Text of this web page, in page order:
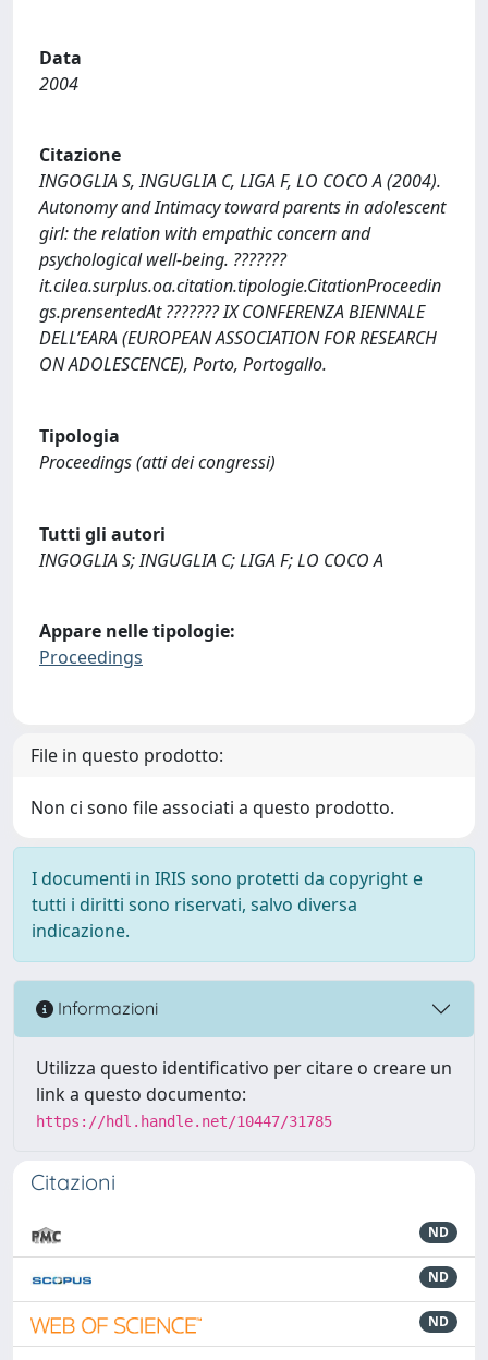
Data
2004
Citazione
INGOGLIA S, INGUGLIA C, LIGA F, LO COCO A (2004).
Autonomy and Intimacy toward parents in adolescent
girl: the relation with empathic concern and
psychological well-being. ???????
it.cilea.surplus.oa.citation.tipologie.CitationProceedin
gs.prensentedAt ??????? IX CONFERENZA BIENNALE
DELL’EARA (EUROPEAN ASSOCIATION FOR RESEARCH
ON ADOLESCENCE), Porto, Portogallo.
Tipologia
Proceedings (atti dei congressi)
Tutti gli autori
INGOGLIA S; INGUGLIA C; LIGA F; LO COCO A
Appare nelle tipologie:
Proceedings
File in questo prodotto:
Non ci sono file associati a questo prodotto.
I documenti in IRIS sono protetti da copyright e
tutti i diritti sono riservati, salvo diversa
indicazione.
Informazioni
Utilizza questo identificativo per citare o creare un
link a questo documento:
https://hdl.handle.net/10447/31785
Citazioni
ND
ND
ND